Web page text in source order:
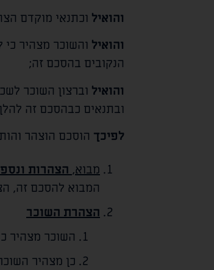
והואיל וכתנאי מוקדם
והואיל והשוכר מצהיר
הנקובים בהסכם זה;
והואיל וברצון השוכר
ובתנאים כבהסכם זה
לפיכך הוסכם הוצהר
מבוא, הצהרות
המבוא להסכם זה,
הצהרת השוכר
השוכר מצהיר
כן מצהיר